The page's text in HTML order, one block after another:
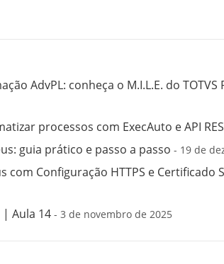
AdvPL: conheça o M.I.L.E. do TOTVS
processos com ExecAuto e API
guia prático e passo a passo - 19 de
com Configuração HTTPS e Certificado
| Aula 14 - 3 de novembro de 2025